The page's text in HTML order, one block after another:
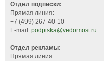
Отдел подписки:
Прямая линия:
+7 (499) 267-40-10
E-mail: podpiska@vedomost.ru
Отдел рекламы:
Прямая линия: